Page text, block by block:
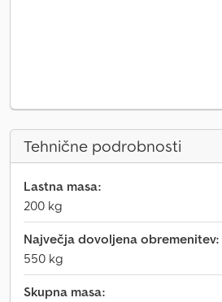
Tehnične podrobnosti
Lastna masa:
200 kg
Največja dovoljena obremenitev:
550 kg
Skupna masa: